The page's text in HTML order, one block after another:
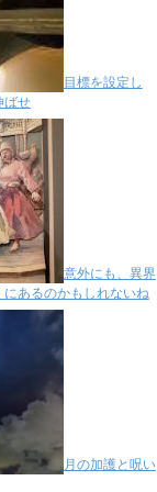
目標を設定し
ばせ
意外にも、異界
あるのかもしれないね
月の加護と呪い